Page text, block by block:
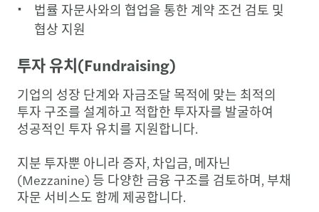
법률 자문사와의 협업을 통한 계약 조건 검토 및
협상 지원
투자 유치(Fundraising)
기업의 성장 단계와 자금조달 목적에 맞는 최적의
투자 구조를 설계하고 적합한 투자자를 발굴하여
성공적인 투자 유치를 지원합니다.
지분 투자뿐 아니라 증자, 차입금, 메자닌
(Mezzanine) 등 다양한 금융 구조를 검토하며, 부채
자문 서비스도 함께 제공합니다.